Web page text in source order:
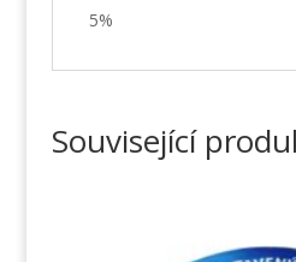
5%
Související